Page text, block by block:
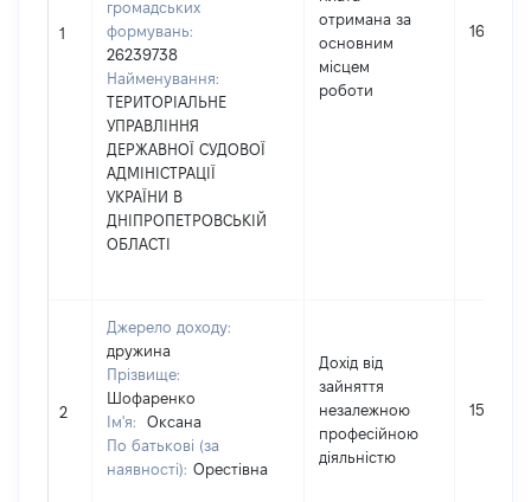
1
громадських
формувань:
26239738
Найменування:
ТЕРИТОРІАЛЬНЕ
УПРАВЛІННЯ
ДЕРЖАВНОЇ СУДОВОЇ
АДМІНІСТРАЦІЇ
УКРАЇНИ В
ДНІПРОПЕТРОВСЬКІЙ
ОБЛАСТІ
отримана за
основним
місцем
роботи
1683120
2
Джерело доходу:
дружина
Прізвище:
Шофаренко
Ім'я:
Оксана
По батькові (за
наявності): Орестівна
Дохід від
зайняття
незалежною
професійною
діяльністю
15950